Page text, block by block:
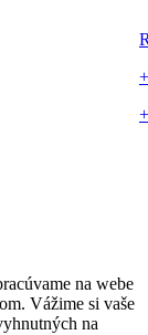
na webe
Vážime si vaše
na